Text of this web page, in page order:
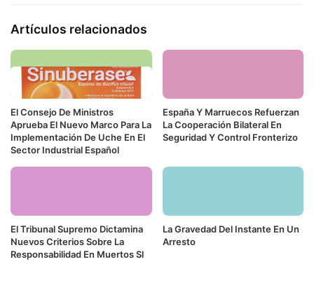
Artículos relacionados
El Consejo De Ministros
Aprueba El Nuevo Marco Para La
Implementación De Uche En El
Sector Industrial Español
España Y Marruecos Refuerzan
La Cooperación Bilateral En
Seguridad Y Control Fronterizo
El Tribunal Supremo Dictamina
Nuevos Criterios Sobre La
Responsabilidad En Muertos Sl
La Gravedad Del Instante En Un
Arresto